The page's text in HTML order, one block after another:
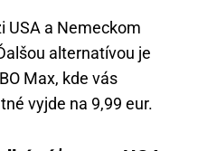
USA a Nemeckom
alternatívou je
Max, kde vás
vyjde na 9,99 eur.